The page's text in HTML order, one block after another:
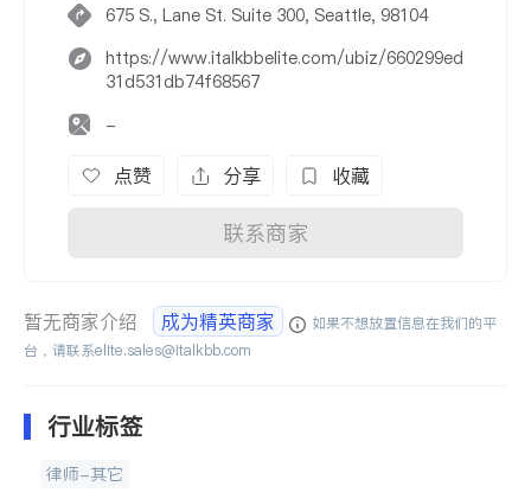
675 S., Lane St. Suite 300, Seattle, 98104
https://www.italkbbelite.com/ubiz/660299ed
31d531db74f68567
-
点赞 分享 收藏
联系商家
暂无商家介绍 成为精英商家
如果不想放置信息在我们的平
台，请联系elite.sales@italkbb.com
行业标签
律师-其它